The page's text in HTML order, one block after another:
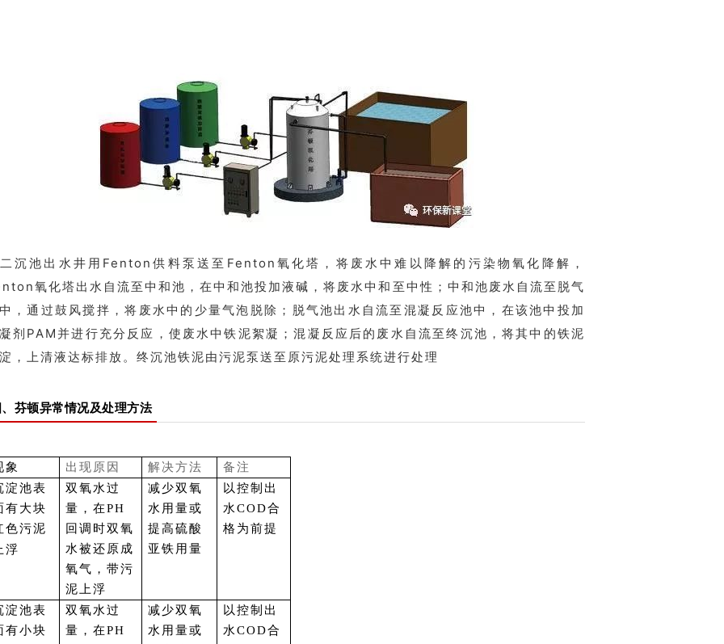
沉池出水井用Fenton供料泵送至Fenton氧化塔，将废水中难以降解的污染物氧化降解，
氧化塔出水自流至中和池，在中和池投加液碱，将废水中和至中性；中和池废水自流至脱气
，通过鼓风搅拌，将废水中的少量气泡脱除；脱气池出水自流至混凝反应池中，在该池中投加
剂PAM并进行充分反应，使废水中铁泥絮凝；混凝反应后的废水自流至终沉池，将其中的铁泥
，上清液达标排放。终沉池铁泥由污泥泵送至原污泥处理系统进行处理
、芬顿异常情况及处理方法
象 出现原因 解决方法
备注
淀池表
有大块
色污泥
浮
双氧水过
量，在PH
回调时双氧
水被还原成
氧气，带污
泥上浮
减少双氧
水用量或
提高硫酸
亚铁用量
以控制出
水COD合
格为前提
淀池表
有小块
双氧水过
量，在PH
减少双氧
水用量或
以控制出
水COD合